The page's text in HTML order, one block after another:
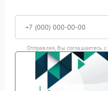
Отправляя, Вы соглашаетесь с